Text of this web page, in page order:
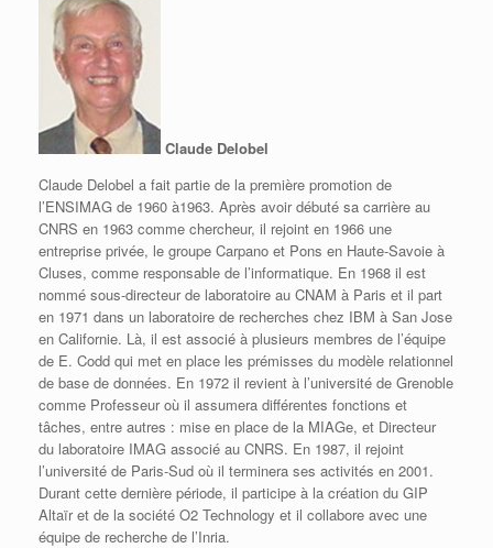
Claude Delobel
Claude Delobel a fait partie de la première promotion de
l’ENSIMAG de 1960 à1963. Après avoir débuté sa carrière au
CNRS en 1963 comme chercheur, il rejoint en 1966 une
entreprise privée, le groupe Carpano et Pons en Haute-Savoie à
Cluses, comme responsable de l’informatique. En 1968 il est
nommé sous-directeur de laboratoire au CNAM à Paris et il part
en 1971 dans un laboratoire de recherches chez IBM à San Jose
en Californie. Là, il est associé à plusieurs membres de l’équipe
de E. Codd qui met en place les prémisses du modèle relationnel
de base de données. En 1972 il revient à l’université de Grenoble
comme Professeur où il assumera différentes fonctions et
tâches, entre autres : mise en place de la MIAGe, et Directeur
du laboratoire IMAG associé au CNRS. En 1987, il rejoint
l’université de Paris-Sud où il terminera ses activités en 2001.
Durant cette dernière période, il participe à la création du GIP
Altaïr et de la société O2 Technology et il collabore avec une
équipe de recherche de l’Inria.